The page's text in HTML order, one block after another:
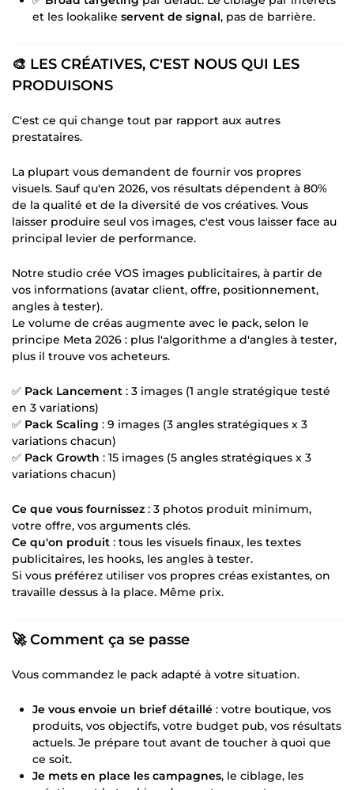
et les lookalike servent de signal, pas de barrière.
🎨 LES CRÉATIVES, C'EST NOUS QUI LES
PRODUISONS
C'est ce qui change tout par rapport aux autres
prestataires.
La plupart vous demandent de fournir vos propres
visuels. Sauf qu'en 2026, vos résultats dépendent à 80%
de la qualité et de la diversité de vos créatives. Vous
laisser produire seul vos images, c'est vous laisser face au
principal levier de performance.
Notre studio crée VOS images publicitaires, à partir de
vos informations (avatar client, offre, positionnement,
angles à tester).
Le volume de créas augmente avec le pack, selon le
principe Meta 2026 : plus l'algorithme a d'angles à tester,
plus il trouve vos acheteurs.
✅ Pack Lancement : 3 images (1 angle stratégique testé
en 3 variations)
✅ Pack Scaling : 9 images (3 angles stratégiques x 3
variations chacun)
✅ Pack Growth : 15 images (5 angles stratégiques x 3
variations chacun)
Ce que vous fournissez : 3 photos produit minimum,
votre offre, vos arguments clés.
Ce qu'on produit : tous les visuels finaux, les textes
publicitaires, les hooks, les angles à tester.
Si vous préférez utiliser vos propres créas existantes, on
travaille dessus à la place. Même prix.
🚀 Comment ça se passe
Vous commandez le pack adapté à votre situation.
Je vous envoie un brief détaillé : votre boutique, vos
produits, vos objectifs, votre budget pub, vos résultats
actuels. Je prépare tout avant de toucher à quoi que
ce soit.
Je mets en place les campagnes, le ciblage, les